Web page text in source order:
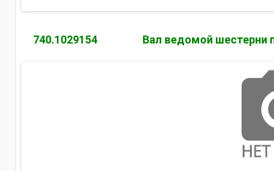
740.1029154 Вал ведомой шестерни